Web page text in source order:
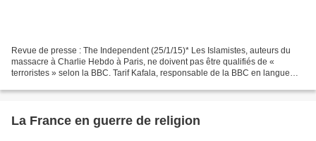
Revue de presse : The Independent (25/1/15)* Les Islamistes, auteurs du
massacre à Charlie Hebdo à Paris, ne doivent pas être qualifiés de «
terroristes » selon la BBC. Tarif Kafala, responsable de la BBC en langue
La France en guerre de religion